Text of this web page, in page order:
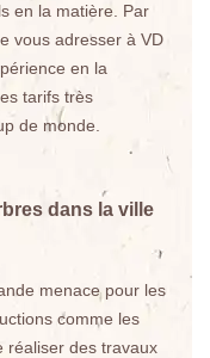
en la matière. Par
vous adresser à VD
en la
tarifs très
de monde.
dans la ville
menace pour les
comme les
réaliser des travaux